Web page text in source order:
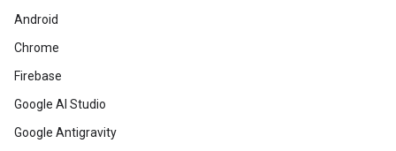
Android
Chrome
Firebase
Google AI Studio
Google Antigravity